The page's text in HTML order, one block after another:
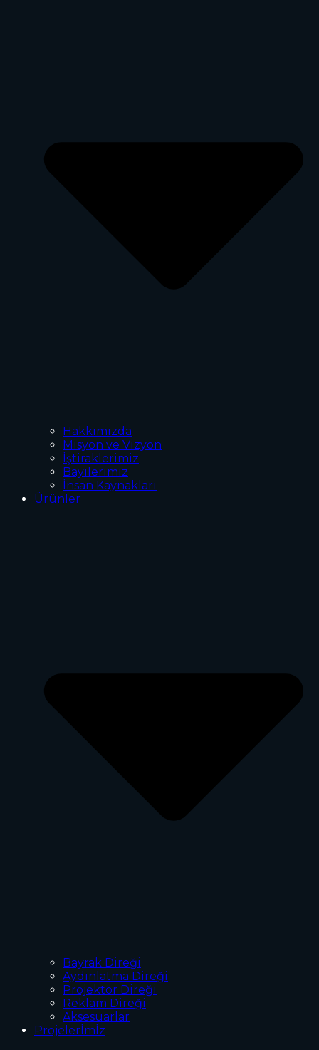
Hakkımızda
Misyon ve Vizyon
İştiraklerimiz
Bayilerimiz
İnsan Kaynakları
Ürünler
Bayrak Direği
Aydınlatma Direği
Projektör Direği
Reklam Direği
Aksesuarlar
Projelerİmİz